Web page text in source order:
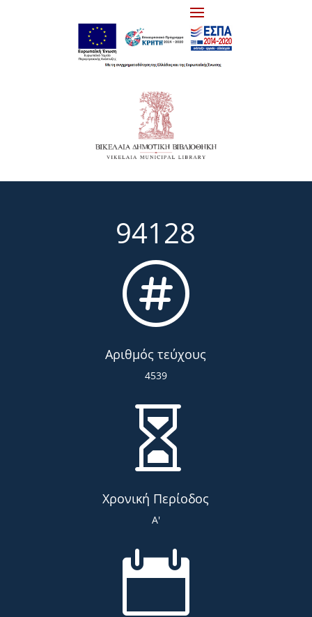
94128

Αριθμός τεύχους
4539

Χρονική Περίοδος
Α'
